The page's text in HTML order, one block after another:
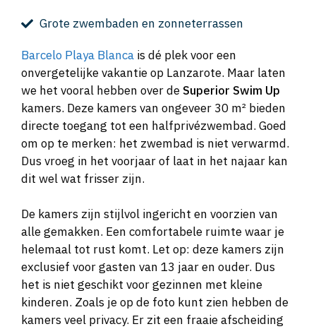
Grote zwembaden en zonneterrassen
Barcelo Playa Blanca is dé plek voor een
onvergetelijke vakantie op Lanzarote. Maar laten
we het vooral hebben over deSuperior Swim Up
kamers. Deze kamers van ongeveer 30 m² bieden
directe toegang tot een halfprivézwembad. Goed
om op te merken: het zwembad is niet verwarmd.
Dus vroeg in het voorjaar of laat in het najaar kan
dit wel wat frisser zijn.
De kamers zijn stijlvol ingericht en voorzien van
alle gemakken. Een comfortabele ruimte waar je
helemaal tot rust komt. Let op: deze kamers zijn
exclusief voor gasten van 13 jaar en ouder. Dus
het is niet geschikt voor gezinnen met kleine
kinderen. Zoals je op de foto kunt zien hebben de
kamers veel privacy. Er zit een fraaie afscheiding